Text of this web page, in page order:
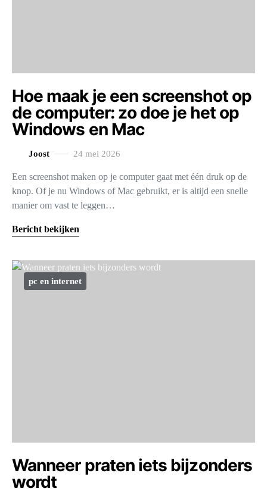
Hoe maak je een screenshot op
de computer: zo doe je het op
Windows en Mac
Joost 24 mei 2026
Een screenshot maken op je computer gaat met één druk op de
knop. Of je nu Windows of Mac gebruikt, er is altijd een snelle
manier om vast te leggen…
Bericht bekijken
pc en internet
Wanneer praten iets bijzonders
wordt